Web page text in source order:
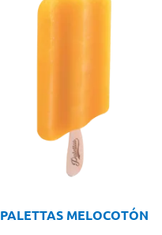
PALETTAS MELOCOTÓN